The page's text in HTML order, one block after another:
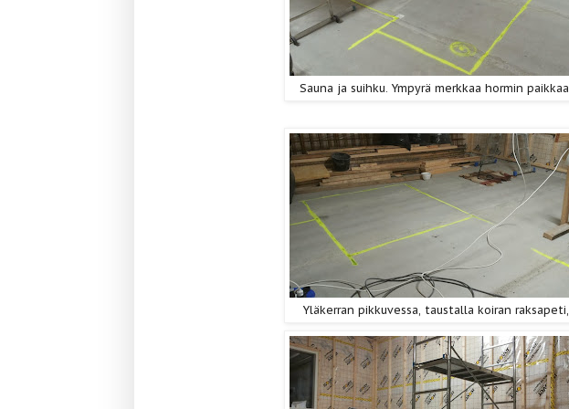
Sauna ja suihku. Ympyrä merkkaa hormin paikkaa.
Yläkerran pikkuvessa, taustalla koiran raksapeti,